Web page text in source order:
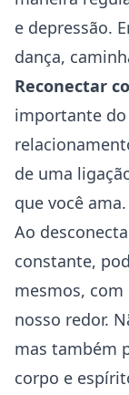
e depressão.
dança,
Reconectar
importante
de uma
que você ama.
Ao
constante,
mesmos,
nosso redor.
mas também
corpo e